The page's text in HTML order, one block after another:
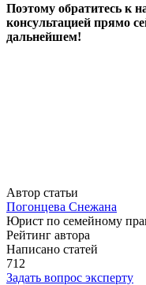
Поэтому обратитесь
консультацией прямо
дальнейшем!
Автор статьи
Погонцева Снежана
Юрист по семейному
Рейтинг автора
Написано статей
712
Задать вопрос эксперту